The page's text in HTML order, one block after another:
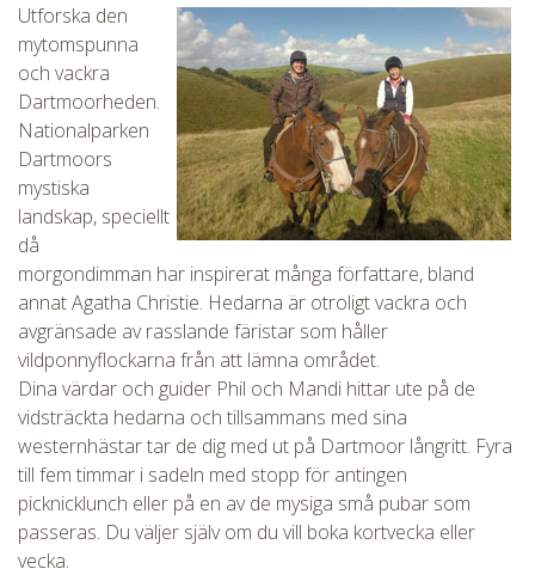
Utforska den
mytomspunna
och vackra
Dartmoorheden.
Nationalparken
Dartmoors
mystiska
landskap, speciellt
då
morgondimman har inspirerat många författare, bland
annat Agatha Christie. Hedarna är otroligt vackra och
avgränsade av rasslande färistar som håller
vildponnyflockarna från att lämna området.
Dina värdar och guider Phil och Mandi hittar ute på de
vidsträckta hedarna och tillsammans med sina
westernhästar tar de dig med ut på Dartmoor långritt. Fyra
till fem timmar i sadeln med stopp för antingen
picknicklunch eller på en av de mysiga små pubar som
passeras. Du väljer själv om du vill boka kortvecka eller
vecka.